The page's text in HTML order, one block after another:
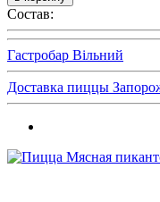
Состав:
Гастробар Вільний
Доставка пиццы